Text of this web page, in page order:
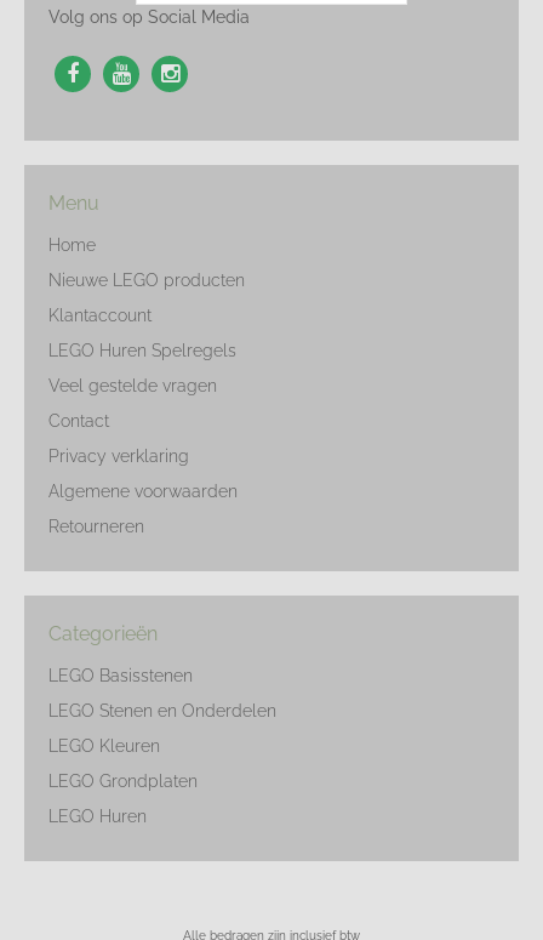
Volg ons op Social Media
Menu
Home
Nieuwe LEGO producten
Klantaccount
LEGO Huren Spelregels
Veel gestelde vragen
Contact
Privacy verklaring
Algemene voorwaarden
Retourneren
Categorieën
LEGO Basisstenen
LEGO Stenen en Onderdelen
LEGO Kleuren
LEGO Grondplaten
LEGO Huren
Alle bedragen zijn inclusief btw